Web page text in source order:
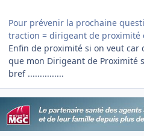
Pour prévenir la prochaine
traction = dirigeant de proximité
Enfin de proximité si on veut car
que mon Dirigeant de Proximité
bref ...............